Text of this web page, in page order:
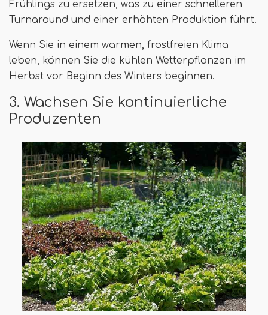
Frühlings zu ersetzen, was zu einer schnelleren
Turnaround und einer erhöhten Produktion führt.
Wenn Sie in einem warmen, frostfreien Klima
leben, können Sie die kühlen Wetterpflanzen im
Herbst vor Beginn des Winters beginnen.
3. Wachsen Sie kontinuierliche
Produzenten